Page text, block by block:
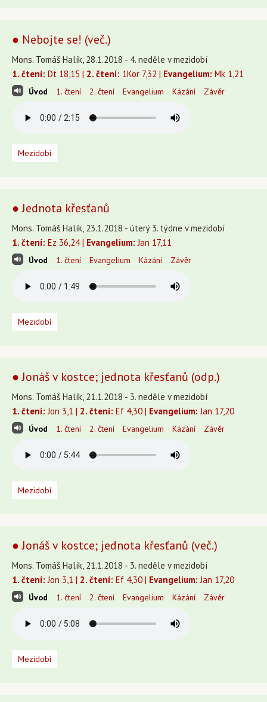
● Nebojte se! (več.)
Mons. Tomáš Halík, 28.1.2018 - 4. neděle v mezidobí
1. čtení: Dt 18,15 | 2. čtení: 1Kor 7,32 | Evangelium: Mk 1,21
Úvod 1. čtení 2. čtení Evangelium Kázání Závěr
Mezidobí
● Jednota křesťanů
Mons. Tomáš Halík, 23.1.2018 - úterý 3. týdne v mezidobí
1. čtení: Ez 36,24 | Evangelium: Jan 17,11
Úvod 1. čtení Evangelium Kázání Závěr
Mezidobí
● Jonáš v kostce; jednota křesťanů (odp.)
Mons. Tomáš Halík, 21.1.2018 - 3. neděle v mezidobí
1. čtení: Jon 3,1 | 2. čtení: Ef 4,30 | Evangelium: Jan 17,20
Úvod 1. čtení 2. čtení Evangelium Kázání Závěr
Mezidobí
● Jonáš v kostce; jednota křesťanů (več.)
Mons. Tomáš Halík, 21.1.2018 - 3. neděle v mezidobí
1. čtení: Jon 3,1 | 2. čtení: Ef 4,30 | Evangelium: Jan 17,20
Úvod 1. čtení 2. čtení Evangelium Kázání Závěr
Mezidobí